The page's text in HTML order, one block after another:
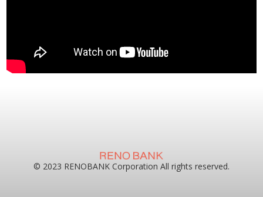
© 2023 RENOBANK Corporation All rights reserved.